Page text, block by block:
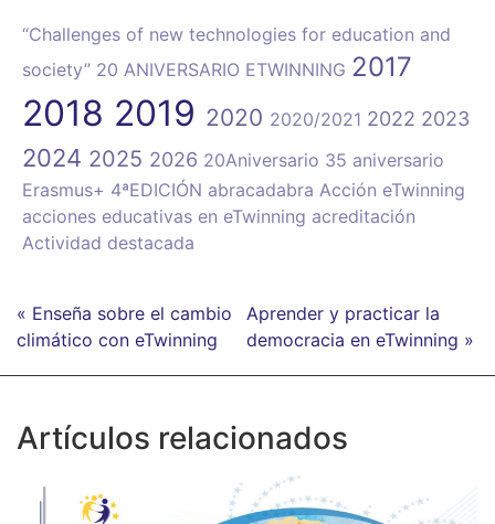
“Challenges of new technologies for education and
society” 20 ANIVERSARIO ETWINNING 2017
2018 2019 2020 2020/2021 2022 2023
2024 2025 2026 20Aniversario 35 aniversario
Erasmus+ 4ªEDICIÓN abracadabra Acción eTwinning
acciones educativas en eTwinning acreditación
Actividad destacada
« Enseña sobre el cambio
climático con eTwinning
Aprender y practicar la
democracia en eTwinning »
Artículos relacionados